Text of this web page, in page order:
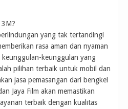
3M?
yang tak tertandingi
rasa aman dan nyaman
keunggulan yang
pilihan terbaik untuk mobil dan
jasa pemasangan dari bengkel
Jaya Film akan memastikan
terbaik dengan kualitas